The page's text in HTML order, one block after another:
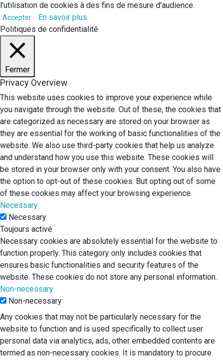
l’utilisation de cookies à des fins de mesure d'audience.
Accepter
En savoir plus
Politiques de confidentialité
Fermer
Privacy Overview
This website uses cookies to improve your experience while
you navigate through the website. Out of these, the cookies that
are categorized as necessary are stored on your browser as
they are essential for the working of basic functionalities of the
website. We also use third-party cookies that help us analyze
and understand how you use this website. These cookies will
be stored in your browser only with your consent. You also have
the option to opt-out of these cookies. But opting out of some
of these cookies may affect your browsing experience.
Necessary
Necessary
Toujours activé
Necessary cookies are absolutely essential for the website to
function properly. This category only includes cookies that
ensures basic functionalities and security features of the
website. These cookies do not store any personal information.
Non-necessary
Non-necessary
Any cookies that may not be particularly necessary for the
website to function and is used specifically to collect user
personal data via analytics, ads, other embedded contents are
termed as non-necessary cookies. It is mandatory to procure